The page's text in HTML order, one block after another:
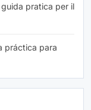
pratica per il
práctica para